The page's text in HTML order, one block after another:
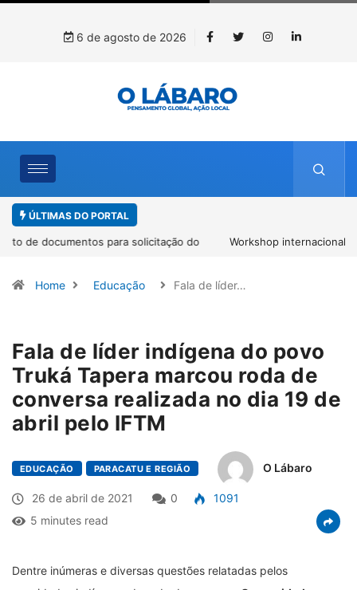
6 de agosto de 2026
ÚLTIMAS DO PORTAL
Workshop internacional debate futuro da piscicultura com
Home Educação Fala de líder…
Fala de líder indígena do povo
Truká Tapera marcou roda de
conversa realizada no dia 19 de
abril pelo IFTM
EDUCAÇÃO PARACATU E REGIÃO O Lábaro
26 de abril de 2021 0
1091
5 minutes read
Dentre inúmeras e diversas questões relatadas pelos